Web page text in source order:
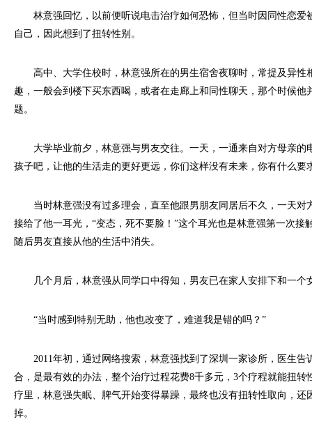
林意强回忆，以前便听说电击治疗如何恐怖，但当时因同性恋爱
自己，因此想到了扭转性别。
高中、大学住校时，林意强所在的男生宿舍夜聊时，常提及异性
趣，一般会到楼下买东西喝，或者在走廊上和同性聊天，那个时候他
题。
大学毕业前夕，林意强与男友交往。一天，一通来自对方母亲的
孩子吧，让他的生活走的更好更远，你们这样没有未来，你有什么要
当时林意强没有过多理会，直至他跟男朋友同居后不久，一天对
接给了他一耳光，“变态，死不要脸！”这个耳光也是林意强第一次接
随后男友直接从他的生活中消失。
几个月后，林意强从同学口中得知，男友已在家人安排下和一个
“当时感到特别无助，他也改变了，难道我是错的吗？”
2011年初，通过网络搜索，林意强找到了深圳一家诊所，医生告
合，是最有效的办法，整个治疗过程花费8千多元，3个疗程就能扭转
疗里，林意强失眠、脾气开始变得暴躁，最终也没有扭转性取向，还
掉。